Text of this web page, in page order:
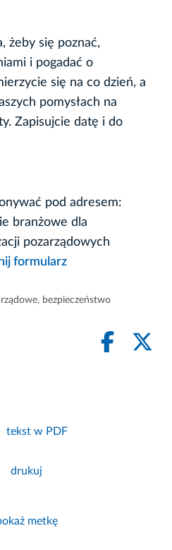
żeby się poznać,
i pogadać o
się na co dzień, a
pomysłach na
Zapisujcie datę i do
pod adresem:
branżowe dla
pozarządowych
formularz
, bezpieczeństwo
tekst w PDF
drukuj
metkę